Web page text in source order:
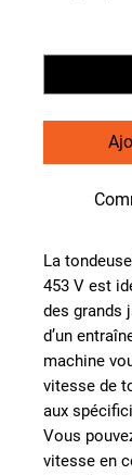
La
453 V est
des grands
d’un
machine
vitesse de
aux
Vous
vitesse en